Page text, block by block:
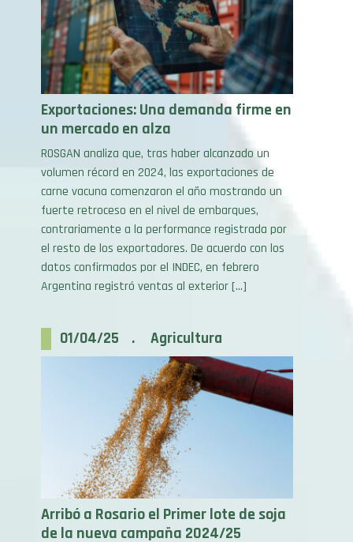
Exportaciones: Una demanda firme en
un mercado en alza
ROSGAN analiza que, tras haber alcanzado un
volumen récord en 2024, las exportaciones de
carne vacuna comenzaron el año mostrando un
fuerte retroceso en el nivel de embarques,
contrariamente a la performance registrada por
el resto de los exportadores. De acuerdo con los
datos confirmados por el INDEC, en febrero
Argentina registró ventas al exterior […]
Arribó a Rosario el Primer lote de soja
de la nueva campaña 2024/25
Por tercera vez en la historia del certamen la